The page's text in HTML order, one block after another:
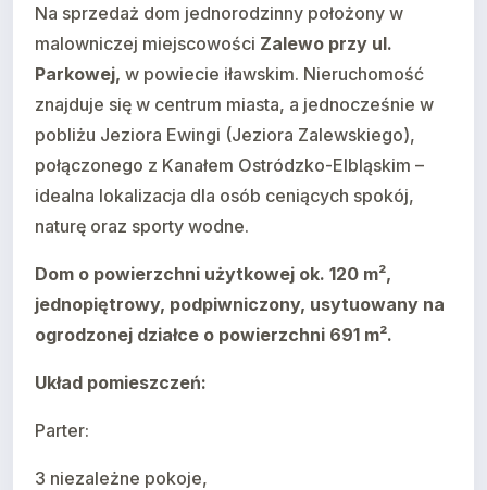
Na sprzedaż dom jednorodzinny położony w
malowniczej miejscowości Zalewo przy ul.
Parkowej, w powiecie iławskim. Nieruchomość
znajduje się w centrum miasta, a jednocześnie w
pobliżu Jeziora Ewingi (Jeziora Zalewskiego),
połączonego z Kanałem Ostródzko-Elbląskim –
idealna lokalizacja dla osób ceniących spokój,
naturę oraz sporty wodne.
Dom o powierzchni użytkowej ok. 120 m²,
jednopiętrowy, podpiwniczony, usytuowany na
ogrodzonej działce o powierzchni 691 m².
Układ pomieszczeń:
Parter:
3 niezależne pokoje,